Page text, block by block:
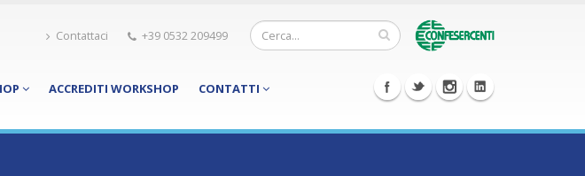
Contattaci +39 0532 209499
ACCREDITI WORKSHOP CONTATTI